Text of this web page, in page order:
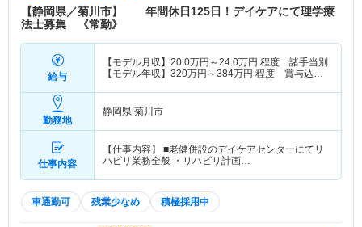
【静岡県／菊川市】 年間休日125日！デイケアにて理学療
法士募集 《常勤》
給与
【モデル月収】 20.0万円～24.0万円 程度 諸手当別
【モデル年収】 320万円～384万円 程度 賞与込・
勤務地
静岡県 菊川市
仕事内容
【仕事内容】 ■老健併設のデイケアセンターにてリ
ハビリ業務全般 ・リハビリ計画…
車通勤可 残業少なめ 積極採用中